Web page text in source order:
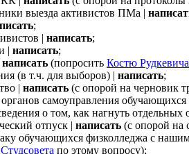
выезда активистов ПМа |
;
| написать;
| написать;
написать (попросить Костю Рудкевича
(в т.ч. для выборов) | написать;
| написать (с опорой на черновик
самоуправления
о том, как нагнуть отдельных
отпуск | написать (с опорой на
обучающихся физколледжа с
Студсовета по этому вопросу);